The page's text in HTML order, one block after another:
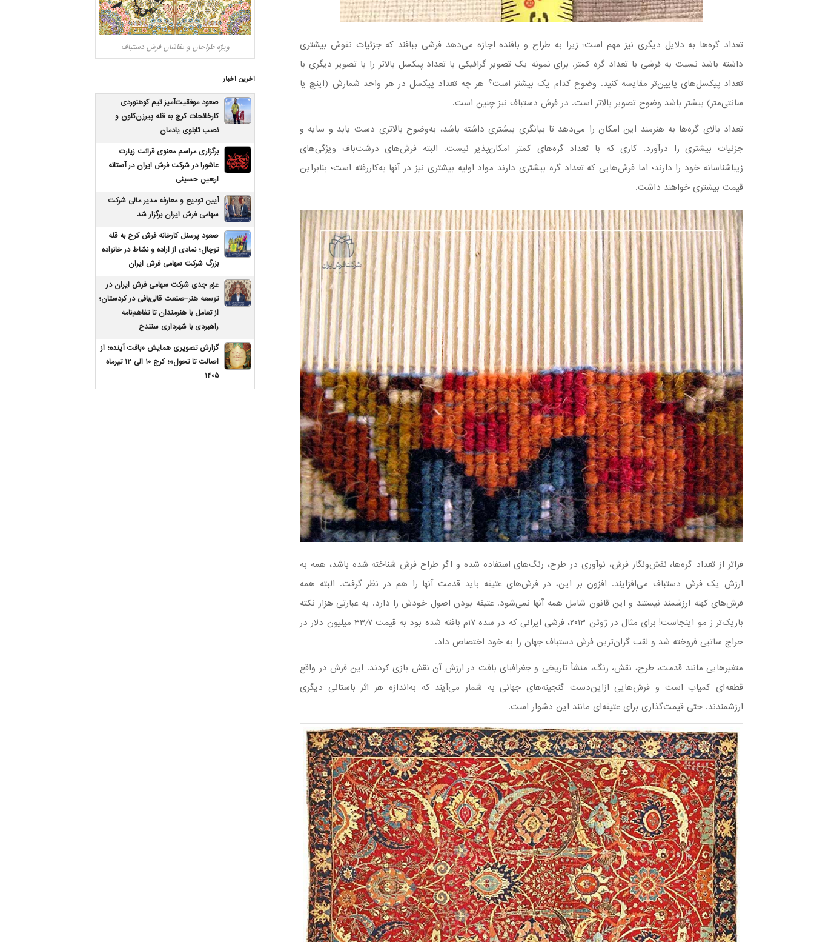
تعداد گره‌ها به دلایل دیگری نیز مهم است؛ زیرا به طراح و بافنده اجازه می‌دهد فرشی ببافند که جزئیات نقوش بیشتری
داشته باشد نسبت به فرشی با تعداد گره کمتر. برای نمونه یک تصویر گرافیکی با تعداد پیکسل بالاتر را با تصویر دیگری با
تعداد پیکسل‌های پایین‌تر مقایسه کنید. وضوح کدام یک بیشتر است؟ هر چه تعداد پیکسل در هر واحد شمارش (اینچ یا
سانتی‌متر) بیشتر باشد وضوح تصویر بالاتر است. در فرش دستباف نیز چنین است.
تعداد بالای گره‌ها به هنرمند این امکان را می‌دهد تا بیانگری بیشتری داشته باشد، به‌وضوح بالاتری دست یابد و سایه و
جزئیات بیشتری را درآورد. کاری که با تعداد گره‌های کمتر امکان‌پذیر نیست. البته فرش‌های درشت‌باف ویژگی‌های
زیباشناسانه خود را دارند؛ اما فرش‌هایی که تعداد گره بیشتری دارند مواد اولیه بیشتری نیز در آنها به‌کاررفته است؛ بنابراین
قیمت بیشتری خواهند داشت.
فراتر از تعداد گره‌ها، نقش‌ونگار فرش، نوآوری در طرح، رنگ‌های استفاده شده و اگر طراح فرش شناخته شده باشد، همه به
ارزش یک فرش دستباف می‌افزایند. افزون بر این، در فرش‌های عتیقه باید قدمت آنها را هم در نظر گرفت. البته همه
فرش‌های کهنه ارزشمند نیستند و این قانون شامل همه آنها نمی‌شود. عتیقه بودن اصول خودش را دارد. به عبارتی هزار نکته
باریک‌تر ز مو اینجاست! برای مثال در ژوئن ۲۰۱۳، فرشی ایرانی که در سده ۱۷م بافته شده بود به قیمت ۳۳٫۷ میلیون دلار در
حراج ساتبی فروخته شد و لقب گران‌ترین فرش دستباف جهان را به خود اختصاص داد.
متغیرهایی مانند قدمت، طرح، نقش، رنگ، منشأ تاریخی و جغرافیای بافت در ارزش آن نقش بازی کردند. این فرش در واقع
قطعه‌ای کمیاب است و فرش‌هایی ازاین‌دست گنجینه‌های جهانی به شمار می‌آیند که به‌اندازه هر اثر باستانی دیگری
ارزشمندند. حتی قیمت‌گذاری برای عتیقه‌ای مانند این دشوار است.
ویژه طراحان و نقاشان فرش دستباف
اخرین اخبار
صعود موفقیت‌آمیز تیم کوهنوردی
کارخانجات کرج به قله پیرزن‌کلون و
نصب تابلوی یادمان
برگزاری مراسم معنوی قرائت زیارت
عاشورا در شرکت فرش ایران در آستانه
اربعین حسینی
آیین تودیع و معارفه مدیر مالی شرکت
سهامی فرش ایران برگزار شد
صعود پرسنل کارخانه فرش کرج به قله
توچال؛ نمادی از اراده و نشاط در خانواده
بزرگ شرکت سهامی فرش ایران
عزم جدی شرکت سهامی فرش ایران در
توسعه هنر-صنعت قالی‌بافی در کردستان؛
از تعامل با هنرمندان تا تفاهم‌نامه
راهبردی با شهرداری سنندج
گزارش تصویری همایش «بافت آینده؛ از
اصالت تا تحول»؛ کرج ۱۰ الی ۱۲ تیرماه
۱۴۰۵